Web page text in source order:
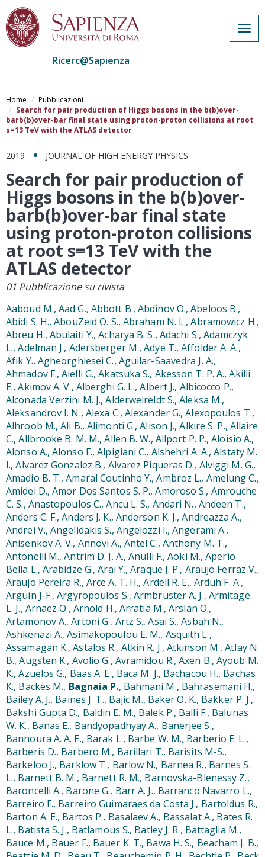
al
contenuto
principale
Ricerc@Sapienza
Home
Pubblicazioni
Search for pair production of Higgs bosons in the b(b)over-
barb(b)over-bar final state using proton-proton collisions at root
s=13 TeV with the ATLAS detector
2019 JOURNAL OF HIGH ENERGY PHYSICS
Search for pair production of
Higgs bosons in the b(b)over-
barb(b)over-bar final state
using proton-proton collisions
at root s=13 TeV with the
ATLAS detector
01 Pubblicazione su rivista
Aaboud M., Aad G., Abbott B., Abdinov O., Abeloos B.,
Abidi S. H., AbouZeid O. S., Abraham N. L., Abramowicz H.,
Abreu H., Abulaiti Y., Acharya B. S., Adachi S., Adamczyk
L., Adelman J., Adersberger M., Adye T., Affolder A. A.,
Afik Y., Agheorghiesei C., Aguilar-Saavedra J. A.,
Ahmadov F., Aielli G., Akatsuka S., Akesson T. P. A., Akilli
E., Akimov A. V., Alberghi G. L., Albert J., Albicocco P.,
Alconada Verzini M. J., Alderweireldt S., Aleksa M.,
Aleksandrov I. N., Alexa C., Alexander G., Alexopoulos T.,
Alhroob M., Ali B., Alimonti G., Alison J., Alkire S. P., Allaire
C., Allbrooke B. M. M., Allen B. W., Allport P. P., Aloisio A.,
Alonso A., Alonso F., Alpigiani C., Alshehri A. A., Alstaty M.
I., Alvarez Gonzalez B., Alvarez Piqueras D., Alviggi M. G.,
Amadio B. T., Amaral Coutinho Y., Ambroz L., Amelung C.,
Amidei D., Amor Dos Santos S. P., Amoroso S., Amrouche
C. S., Anastopoulos C., Ancu L. S., Andari N., Andeen T.,
Anders C. F., Anders J. K., Anderson K. J., Andreazza A.,
Andrei V., Angelidakis S., Angelozzi I., Angerami A.,
Anisenkov A. V., Annovi A., Antel C., Anthony M. T.,
Antonelli M., Antrim D. J. A., Anulli F., Aoki M., Aperio
Bella L., Arabidze G., Arai Y., Araque J. P., Araujo Ferraz V.,
Araujo Pereira R., Arce A. T. H., Ardell R. E., Arduh F. A.,
Arguin J-F., Argyropoulos S., Armbruster A. J., Armitage
L. J., Arnaez O., Arnold H., Arratia M., Arslan O.,
Artamonov A., Artoni G., Artz S., Asai S., Asbah N.,
Ashkenazi A., Asimakopoulou E. M., Asquith L.,
Assamagan K., Astalos R., Atkin R. J., Atkinson M., Atlay N.
B., Augsten K., Avolio G., Avramidou R., Axen B., Ayoub M.
K., Azuelos G., Baas A. E., Baca M. J., Bachacou H., Bachas
K., Backes M., Bagnaia P., Bahmani M., Bahrasemani H.,
Bailey A. J., Baines J. T., Bajic M., Baker O. K., Bakker P. J.,
Bakshi Gupta D., Baldin E. M., Balek P., Balli F., Balunas
W. K., Banas E., Bandyopadhyay A., Banerjee S.,
Bannoura A. A. E., Barak L., Barbe W. M., Barberio E. L.,
Barberis D., Barbero M., Barillari T., Barisits M-S.,
Barkeloo J., Barklow T., Barlow N., Barnea R., Barnes S.
L., Barnett B. M., Barnett R. M., Barnovska-Blenessy Z.,
Baroncelli A., Barone G., Barr A. J., Barranco Navarro L.,
Barreiro F., Barreiro Guimaraes da Costa J., Bartoldus R.,
Barton A. E., Bartos P., Basalaev A., Bassalat A., Bates R.
L., Batista S. J., Batlamous S., Batley J. R., Battaglia M.,
Bauce M., Bauer F., Bauer K. T., Bawa H. S., Beacham J. B.,